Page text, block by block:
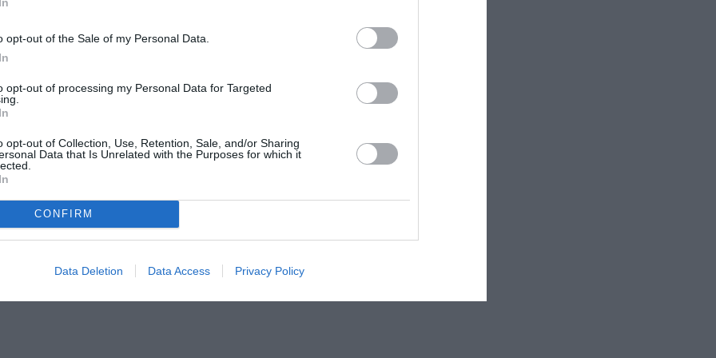
opt-out of the Sale of my Personal Data.
opt-out of processing my Personal Data for Targeted
opt-out of Collection, Use, Retention, Sale, and/or Sharing
Data that Is Unrelated with the Purposes for which it
CONFIRM
Data Deletion Data Access Privacy Policy
μπύρα ή αναψυκτικό.
το Φεστιβάλ φιλοξενεί την Κυριακή 21 Ιουνίου μια βιωματική
εμπειρία που συνδυάζει τη yoga, τη δημιουργική κίνηση, το
σε ένα καλοκαιρινό παραμύθι σύνδεσης και έκφρασης.
τεχνικές σύνδεσης για όλη την οικογένεια.